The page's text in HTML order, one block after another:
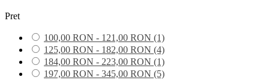
Pret
100,00 RON - 121,00 RON (1)
125,00 RON - 182,00 RON (4)
184,00 RON - 223,00 RON (1)
197,00 RON - 345,00 RON (5)